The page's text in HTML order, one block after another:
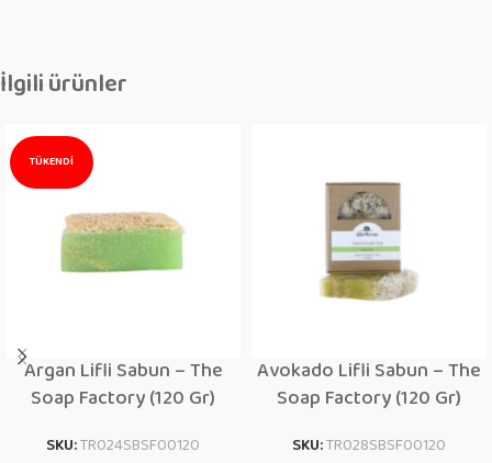
İlgili ürünler
TÜKENDI
Argan Lifli Sabun – The
Soap Factory (120 Gr)
SKU:TR024SBSF00120
Avokado Lifli Sabun – The
Soap Factory (120 Gr)
SKU:TR028SBSF00120